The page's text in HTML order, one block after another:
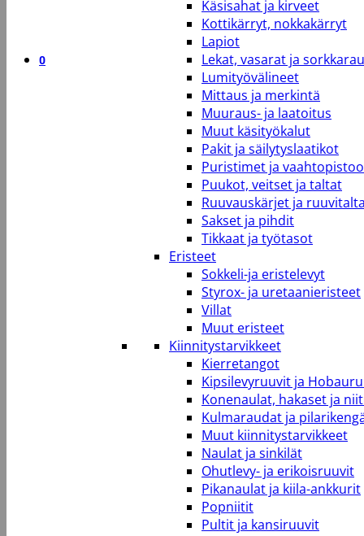
0
Käsisahat ja kirveet
Kottikärryt, nokkakärryt
Lapiot
Lekat, vasarat ja
Lumityövälineet
Mittaus ja merkintä
Muuraus- ja laatoitus
Muut käsityökalut
Pakit ja säilytyslaatikot
Puristimet ja
Puukot, veitset ja taltat
Ruuvauskärjet ja
Sakset ja pihdit
Tikkaat ja työtasot
Eristeet
Sokkeli-ja eristelevyt
Styrox- ja uretaanieristeet
Villat
Muut eristeet
Kiinnitystarvikkeet
Kierretangot
Kipsilevyruuvit ja
Konenaulat, hakaset ja
Kulmaraudat ja
Muut kiinnitystarvikkeet
Naulat ja sinkilät
Ohutlevy- ja erikoisruuvit
Pikanaulat ja kiila-ankkurit
Popniitit
Pultit ja kansiruuvit